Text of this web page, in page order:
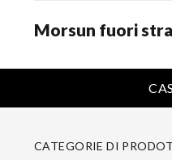
Morsun fuori
CATEGORIE DI